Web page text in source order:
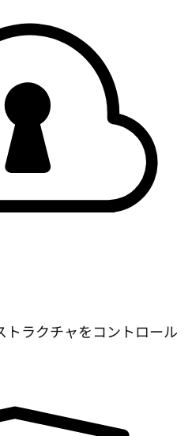
トラクチャをコントロール